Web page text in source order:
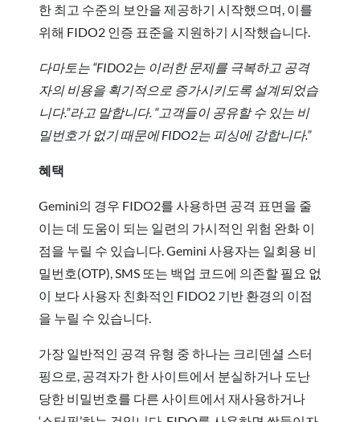
한 최고 수준의 보안을 제공하기 시작했으며, 이를
위해 FIDO2 인증 표준을 지원하기 시작했습니다.
다마토는 “FIDO2는 이러한 문제를 극복하고 공격
자의 비용을 획기적으로 증가시키도록 설계되었습
니다.”라고 말합니다. “고객들이 공유할 수 있는 비
밀번호가 없기 때문에 FIDO2는 피싱에 강합니다.”
혜택
Gemini의 경우 FIDO2를 사용하면 공격 표면을 줄
이는 데 도움이 되는 일련의 가시적인 위험 완화 이
점을 누릴 수 있습니다. Gemini 사용자는 일회용 비
밀번호(OTP), SMS 또는 백업 코드에 의존할 필요 없
이 보다 사용자 친화적인 FIDO2 기반 환경의 이점
을 누릴 수 있습니다.
가장 일반적인 공격 유형 중 하나는 크리덴셜 스터
핑으로, 공격자가 한 사이트에서 분실하거나 도난
당한 비밀번호를 다른 사이트에서 재사용하거나